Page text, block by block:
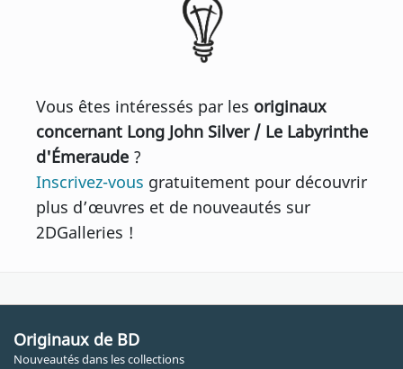
Vous êtes intéressés par les originaux
concernant Long John Silver / Le Labyrinthe
d'Émeraude ?
Inscrivez-vous gratuitement pour découvrir
plus d’œuvres et de nouveautés sur
2DGalleries !
Originaux de BD
Nouveautés dans les collections